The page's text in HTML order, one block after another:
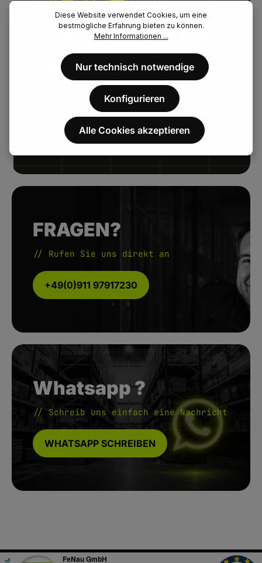
VERSPREC
HEN.
// Kurze Lieferzeiten.
// Extrem hohe Artikelverfügbarkeit.
// Persönlicher Kundenservice.
FRAGEN?
// Rufen Sie uns direkt an
+49(0)911 97917230
Whatsapp ?
// Schreib uns einfach eine Nachricht
WHATSAPP SCHREIBEN
Diese Website verwendet Cookies, um eine
bestmögliche Erfahrung bieten zu können.
Mehr Informationen ...
Nur technisch notwendige
Konfigurieren
Alle Cookies akzeptieren